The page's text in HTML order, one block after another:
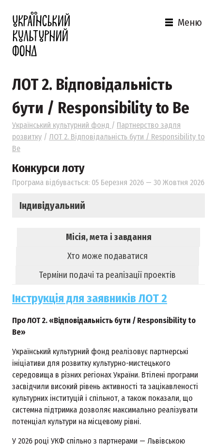
Меню
ЛОТ 2. Відповідальність
бути / Responsibility to Be
Український культурний фонд / Партнерство задля
розвитку / ЛОТ 2. Відповідальність бути / Responsibility to
Be
Місія, мета і завдання
Хто може подаватися
Терміни подачі та реалізації проектів
Інструкція для заявників ЛОТ 2
Про ЛОТ 2. «Відповідальність бути / Responsibility to
Be»
Український культурний фонд реалізовує партнерські
ініціативи для розвитку культурно-мистецького
середовища в різних регіонах України. Втілені програми
засвідчили високий рівень активності та зацікавленості
культурних інституцій і спільнот, а також показали, що
системна підтримка дозволяє максимально реалізувати
потенціал культури на місцевому рівні.
У 2026 році УКФ спільно з партнерами — Львівською
Конкурси лоту
Програма відбувається: 05 Березня 2026 — 30 Жовтня 2026
Індивідуальний